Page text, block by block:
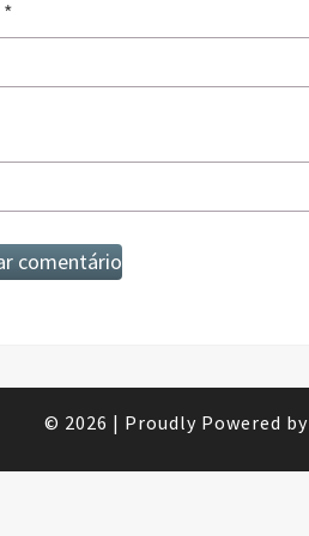
*
© 2026 | Proudly Powered by